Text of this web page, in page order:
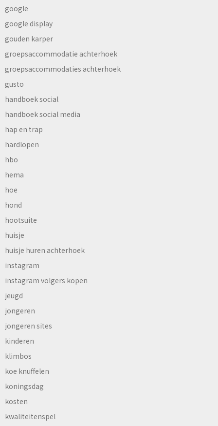
google
google display
gouden karper
groepsaccommodatie achterhoek
groepsaccommodaties achterhoek
gusto
handboek social
handboek social media
hap en trap
hardlopen
hbo
hema
hoe
hond
hootsuite
huisje
huisje huren achterhoek
instagram
instagram volgers kopen
jeugd
jongeren
jongeren sites
kinderen
klimbos
koe knuffelen
koningsdag
kosten
kwaliteitenspel